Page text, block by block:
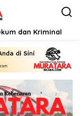
dan Kriminal